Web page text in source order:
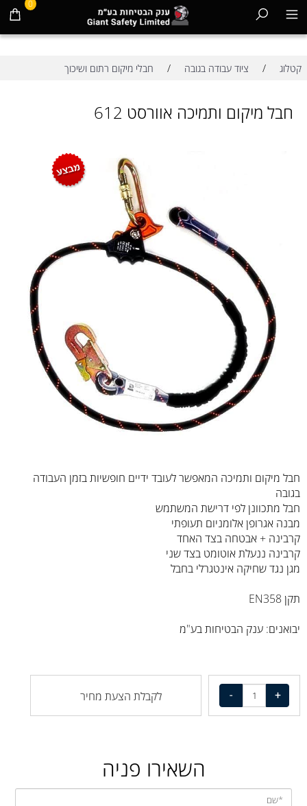
0
קטלוג / ציוד עבודה בגובה / חבלי מיקום רתום ושיכוך
חבל מיקום ותמיכה אוורסט 612
חבל מיקום ותמיכה המאפשר לעובד ידיים חופשיות בזמן העבודה
בגובה
חבל מתכוונן לפי דרישת המשתמש
מבנה אגרופן אלומניום תעופתי
קרבינה + אבטחה בצד האחד
קרבינה ננעלת אוטומט בצד שני
מגן נגד שחיקה אינטגרלי בחבל
תקן EN358
יבואנים: ענק הבטיחות בע"מ
לקבלת הצעת מחיר
השאירו פניה